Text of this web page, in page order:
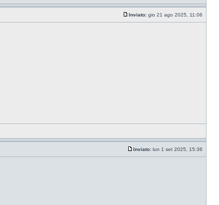
Inviato: gio 21 ago 2025, 11:06
Inviato: lun 1 set 2025, 15:36